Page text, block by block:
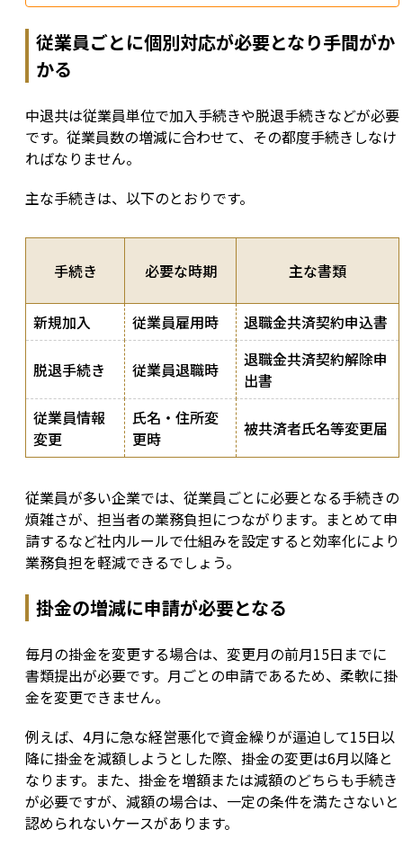
従業員ごとに個別対応が必要となり手間がか
かる
中退共は従業員単位で加入手続きや脱退手続きなどが必要
です。従業員数の増減に合わせて、その都度手続きしなけ
ればなりません。
主な手続きは、以下のとおりです。
手続き 必要な時期 主な書類
新規加入 従業員雇用時 退職金共済契約申込書
脱退手続き 従業員退職時
退職金共済契約解除申
出書
従業員情報
変更
氏名・住所変
更時
被共済者氏名等変更届
従業員が多い企業では、従業員ごとに必要となる手続きの
煩雑さが、担当者の業務負担につながります。まとめて申
請するなど社内ルールで仕組みを設定すると効率化により
業務負担を軽減できるでしょう。
掛金の増減に申請が必要となる
毎月の掛金を変更する場合は、変更月の前月15日までに
書類提出が必要です。月ごとの申請であるため、柔軟に掛
金を変更できません。
例えば、4月に急な経営悪化で資金繰りが逼迫して15日以
降に掛金を減額しようとした際、掛金の変更は6月以降と
なります。また、掛金を増額または減額のどちらも手続き
が必要ですが、減額の場合は、一定の条件を満たさないと
認められないケースがあります。